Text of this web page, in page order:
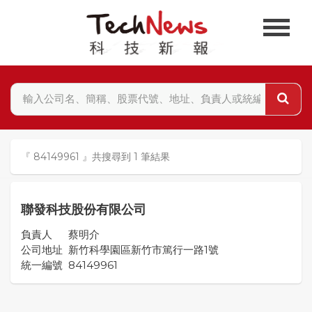
『 84149961 』共搜尋到 1 筆結果
聯發科技股份有限公司
負責人
蔡明介
公司地址 新竹科學園區新竹市篤行一路1號
統一編號 84149961